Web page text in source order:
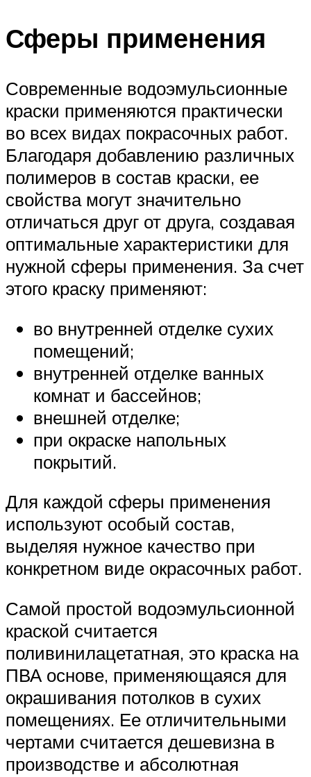
Сферы применения
Современные водоэмульсионные
краски применяются практически
во всех видах покрасочных работ.
Благодаря добавлению различных
полимеров в состав краски, ее
свойства могут значительно
отличаться друг от друга, создавая
оптимальные характеристики для
нужной сферы применения. За счет
этого краску применяют:
во внутренней отделке сухих
помещений;
внутренней отделке ванных
комнат и бассейнов;
внешней отделке;
при окраске напольных
покрытий.
Для каждой сферы применения
используют особый состав,
выделяя нужное качество при
конкретном виде окрасочных работ.
Самой простой водоэмульсионной
краской считается
поливинилацетатная, это краска на
ПВА основе, применяющаяся для
окрашивания потолков в сухих
помещениях. Ее отличительными
чертами считается дешевизна в
производстве и абсолютная